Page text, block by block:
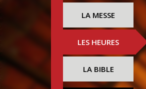
LA MESSE
LES HEURES
LA BIBLE